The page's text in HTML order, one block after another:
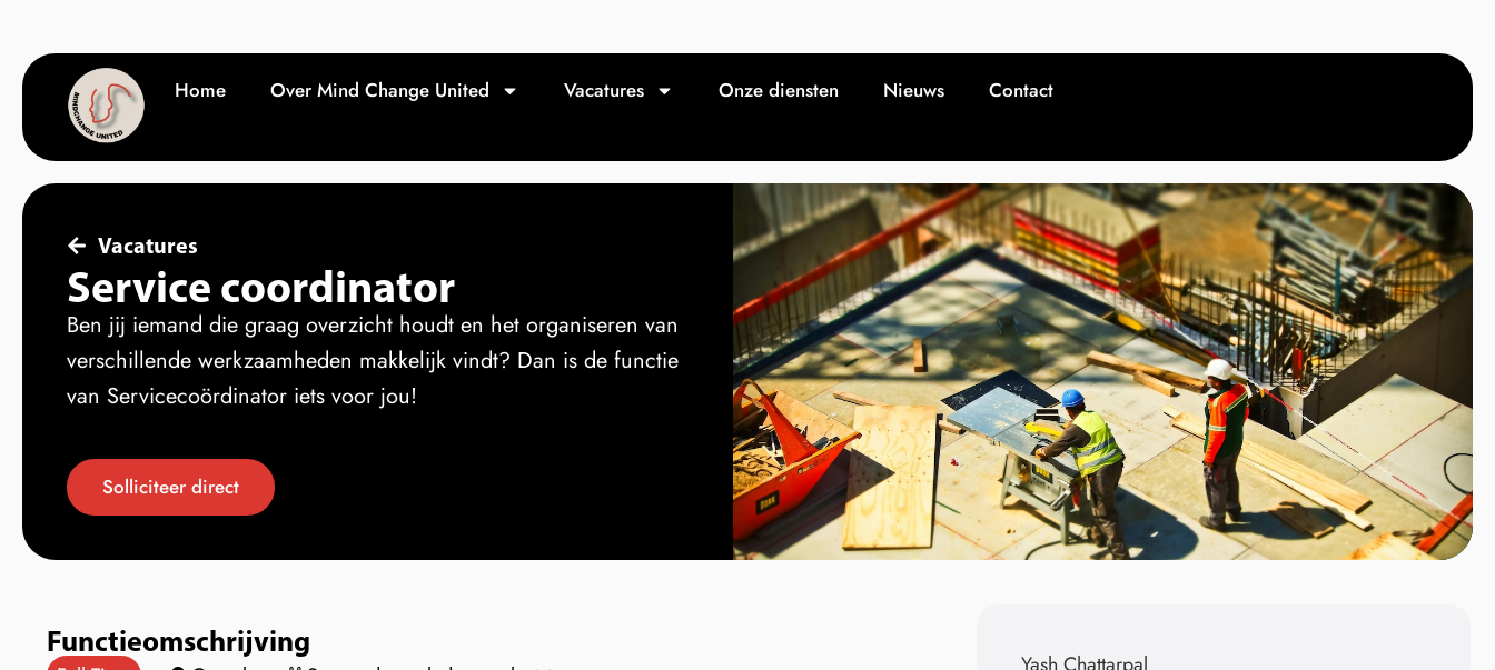
Home Over Mind Change United Vacatures Onze diensten Nieuws Contact
Vacatures
Service coordinator
Ben jij iemand die graag overzicht houdt en het organiseren van
verschillende werkzaamheden makkelijk vindt? Dan is de functie
van Servicecoördinator iets voor jou!
Solliciteer direct
Functieomschrijving